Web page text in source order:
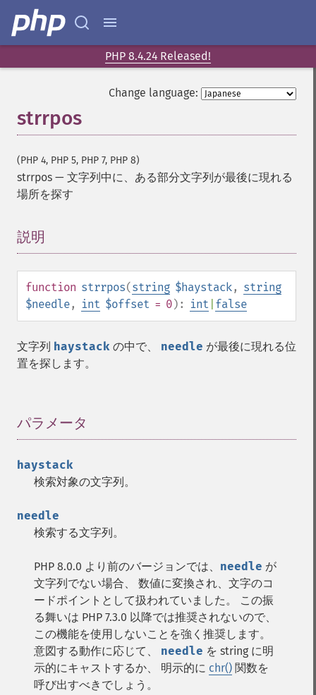
PHP 8.4.24 Released!
Change language:
strrpos
(PHP 4, PHP 5, PHP 7, PHP 8)
strrpos — 文字列中に、ある部分文字列が最後に現れる
場所を探す
説明
function strrpos(string $haystack, string
$needle, int $offset = 0): int false
文字列 haystack の中で、 needle が最後に現れる位
置を探します。
パラメータ
haystack
検索対象の文字列。
needle
検索する文字列。
PHP 8.0.0 より前のバージョンでは、 needle が
文字列でない場合、 数値に変換され、文字のコ
ードポイントとして扱われていました。 この振
る舞いは PHP 7.3.0 以降では推奨されないので、
この機能を使用しないことを強く推奨します。
意図する動作に応じて、 needle を string に明
示的にキャストするか、 明示的に chr() 関数を
呼び出すべきでしょう。